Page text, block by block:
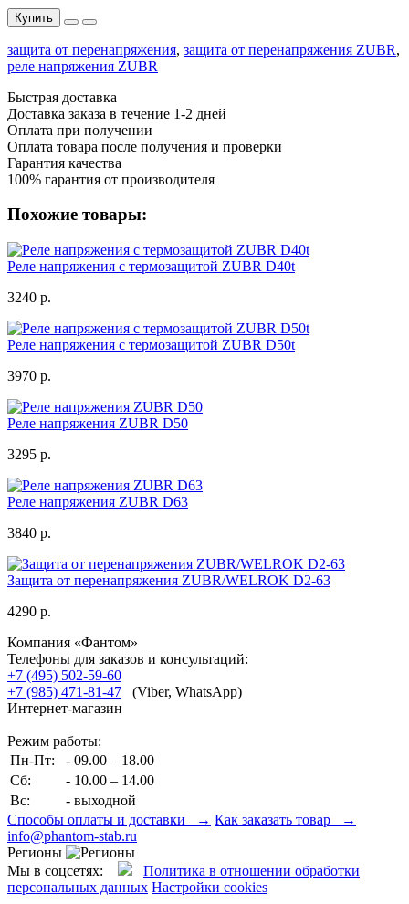
Купить
защита от перенапряжения, защита от перенапряжения ZUBR,
реле напряжения ZUBR
Быстрая доставка
Доставка заказа в течение 1-2 дней
Оплата при получении
Оплата товара после получения и проверки
Гарантия качества
100% гарантия от производителя
Похожие товары:
Реле напряжения с термозащитой ZUBR D40t
3240 р.
Реле напряжения с термозащитой ZUBR D50t
3970 р.
Реле напряжения ZUBR D50
3295 р.
Реле напряжения ZUBR D63
3840 р.
Защита от перенапряжения ZUBR/WELROK D2-63
4290 р.
Компания «Фантом»
Телефоны для заказов и консультаций:
+7 (495) 502-59-60
+7 (985) 471-81-47 (Viber, WhatsApp)
Интернет-магазин
Режим работы:
Пн-Пт:
- 09.00 – 18.00
Сб:
- 10.00 – 14.00
Вс:
- выходной
Способы оплаты и доставки → Как заказать товар →
info@phantom-stab.ru
Регионы
Мы в соцсетях:
Политика в отношении обработки
персональных данных Настройки cookies